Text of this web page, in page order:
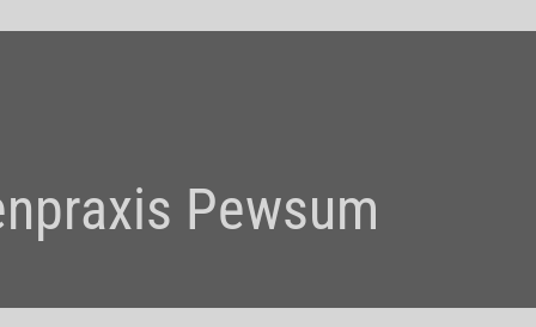
Pewsum